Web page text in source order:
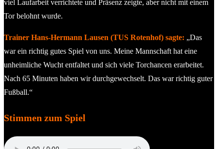
viel Laufarbeit verrichtete und Präsenz zeigte, aber nicht mit einem
Tor belohnt wurde.
Trainer Hans-Hermann Lausen (TUS Rotenhof) sagte: „Das
war ein richtig gutes Spiel von uns. Meine Mannschaft hat eine
unheimliche Wucht entfaltet und sich viele Torchancen erarbeitet.
Nach 65 Minuten haben wir durchgewechselt. Das war richtig guter
Fußball.“
Stimmen zum Spiel